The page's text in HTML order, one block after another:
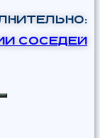
СОСЕДЕЙ